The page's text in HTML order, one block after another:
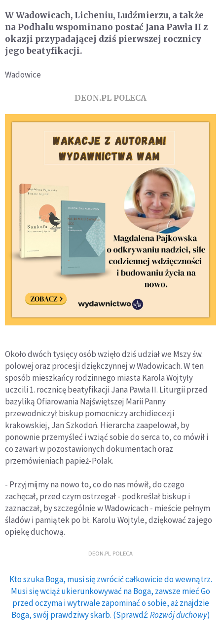
W Wadowicach, Licheniu, Ludźmierzu, a także
na Podhalu wspominano postać Jana Pawła II z
okazji przypadającej dziś pierwszej rocznicy
jego beatyfikacji.
Wadowice
DEON.PL POLECA
Około dwóch tysięcy osób wzięło dziś udział we Mszy św.
polowej oraz procesji dziękczynnej w Wadowicach. W ten
sposób mieszkańcy rodzinnego miasta Karola Wojtyły
uczcili 1. rocznicę beatyfikacji Jana Pawła II. Liturgii przed
bazyliką Ofiarowania Najświętszej Marii Panny
przewodniczył biskup pomocniczy archidiecezji
krakowskiej, Jan Szkodoń. Hierarcha zaapelował, by
ponownie przemyśleć i wziąć sobie do serca to, co mówił i
co zawarł w pozostawionych dokumentach oraz
przemówieniach papież-Polak.
- Przyjmijmy na nowo to, co do nas mówił, do czego
zachęcał, przed czym ostrzegał - podkreślał biskup i
zaznaczał, by szczególnie w Wadowicach - mieście pełnym
śladów i pamiątek po bł. Karolu Wojtyle, dziękować za jego
opiekę duchową.
DEON.PL POLECA
Kto szuka Boga, musi się zwrócić całkowicie do wewnątrz.
Musi się wciąż ukierunkowywać na Boga, zawsze mieć Go
przed oczyma i wytrwale zapominać o sobie, aż znajdzie
Boga, swój prawdziwy skarb. (Sprawdź:Rozwój duchowy)